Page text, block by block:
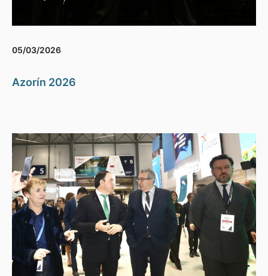
05/03/2026
Azorín 2026